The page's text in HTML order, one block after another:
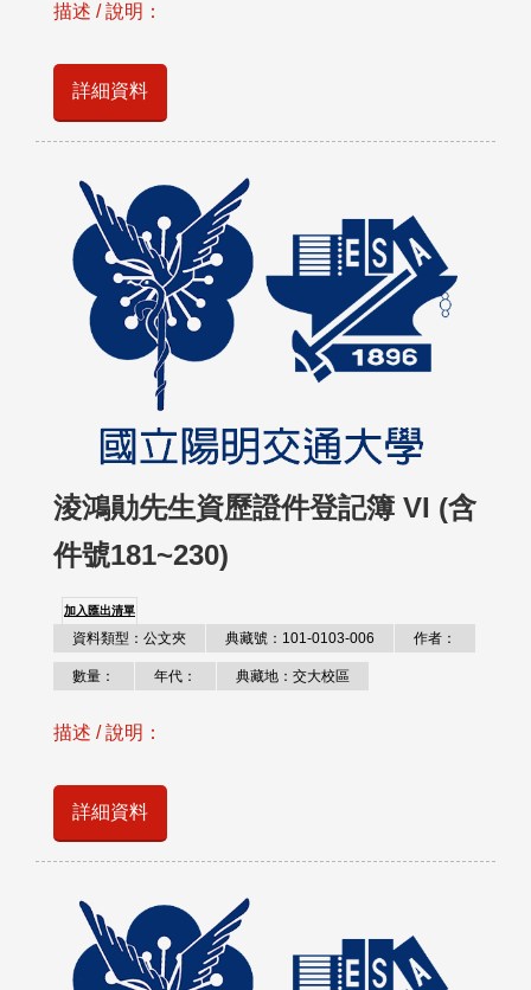
描述 / 說明：
詳細資料
淩鴻勛先生資歷證件登記簿 VI (含
件號181~230)
加入匯出清單
資料類型：公文夾 典藏號：101-0103-006 作者：
數量： 年代： 典藏地：交大校區
描述 / 說明：
詳細資料